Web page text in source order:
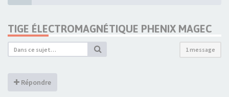
TIGE ÉLECTROMAGNÉTIQUE PHENIX MAGEC
1 message
Répondre